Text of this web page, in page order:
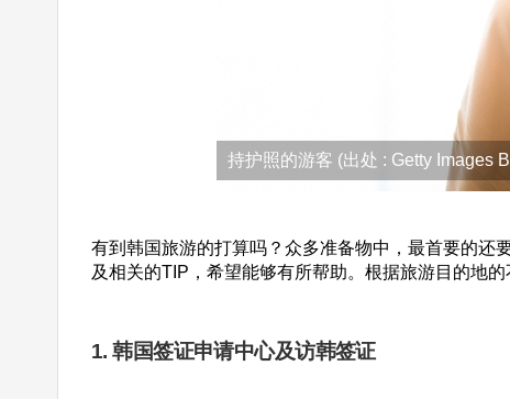
持护照的游客 (出处 : Getty Images
有到韩国旅游的打算吗？众多准备物中，最首要的还
及相关的TIP，希望能够有所帮助。根据旅游目的地
1. 韩国签证申请中心及访韩签证